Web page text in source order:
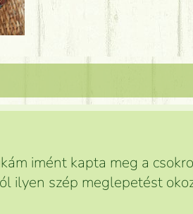
imént kapta meg a
ilyen szép meglepetést